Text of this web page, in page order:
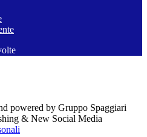
powered by Gruppo Spaggiari
& New Social Media